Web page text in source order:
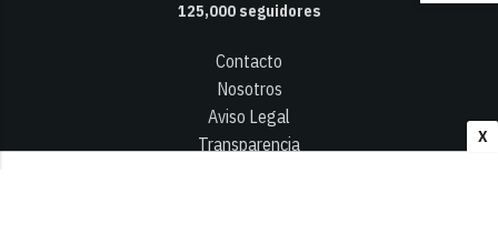
X
125,000seguidores
Contacto
Nosotros
Aviso Legal
Transparencia